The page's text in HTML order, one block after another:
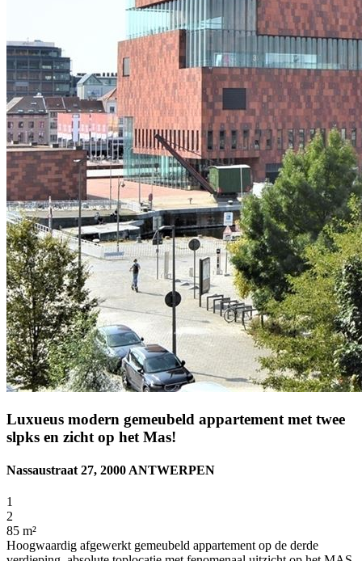
Luxueus modern gemeubeld appartement met twee
slpks en zicht op het Mas!
Nassaustraat 27, 2000 ANTWERPEN
1
2
85 m²
Hoogwaardig afgewerkt gemeubeld appartement op de derde